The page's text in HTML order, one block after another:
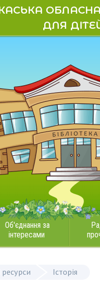
ОБЛАСНА
ДЛЯ
Об'єднання за
інтересами
ресурси Історія